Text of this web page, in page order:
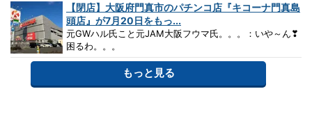
【閉店】大阪府門真市のパチンコ店『キコーナ門真島
頭店』が7月20日をもっ...
元GWハル氏こと元JAM大阪フウマ氏。。。：いや～ん❣
困るわ。。。
もっと見る